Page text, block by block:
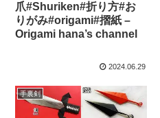
爪#Shuriken#折り方#お
りがみ#origami#摺紙 –
Origami hana’s channel
2024.06.29
手裏剣